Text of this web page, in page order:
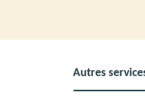
Autres